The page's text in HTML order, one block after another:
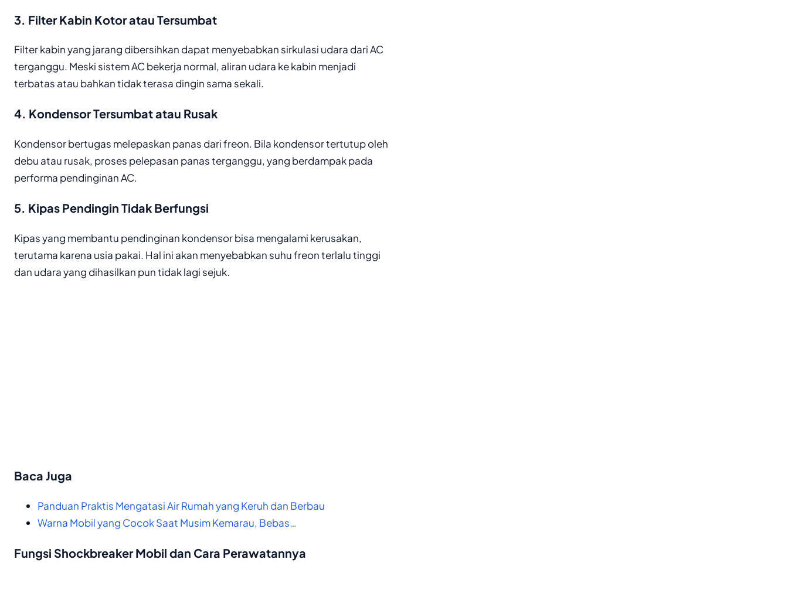
3. Filter Kabin Kotor atau Tersumbat
Filter kabin yang jarang dibersihkan dapat menyebabkan sirkulasi udara dari AC
terganggu. Meski sistem AC bekerja normal, aliran udara ke kabin menjadi
terbatas atau bahkan tidak terasa dingin sama sekali.
4. Kondensor Tersumbat atau Rusak
Kondensor bertugas melepaskan panas dari freon. Bila kondensor tertutup oleh
debu atau rusak, proses pelepasan panas terganggu, yang berdampak pada
performa pendinginan AC.
5. Kipas Pendingin Tidak Berfungsi
Kipas yang membantu pendinginan kondensor bisa mengalami kerusakan,
terutama karena usia pakai. Hal ini akan menyebabkan suhu freon terlalu tinggi
dan udara yang dihasilkan pun tidak lagi sejuk.
Baca Juga
Panduan Praktis Mengatasi Air Rumah yang Keruh dan Berbau
Warna Mobil yang Cocok Saat Musim Kemarau, Bebas…
Fungsi Shockbreaker Mobil dan Cara Perawatannya